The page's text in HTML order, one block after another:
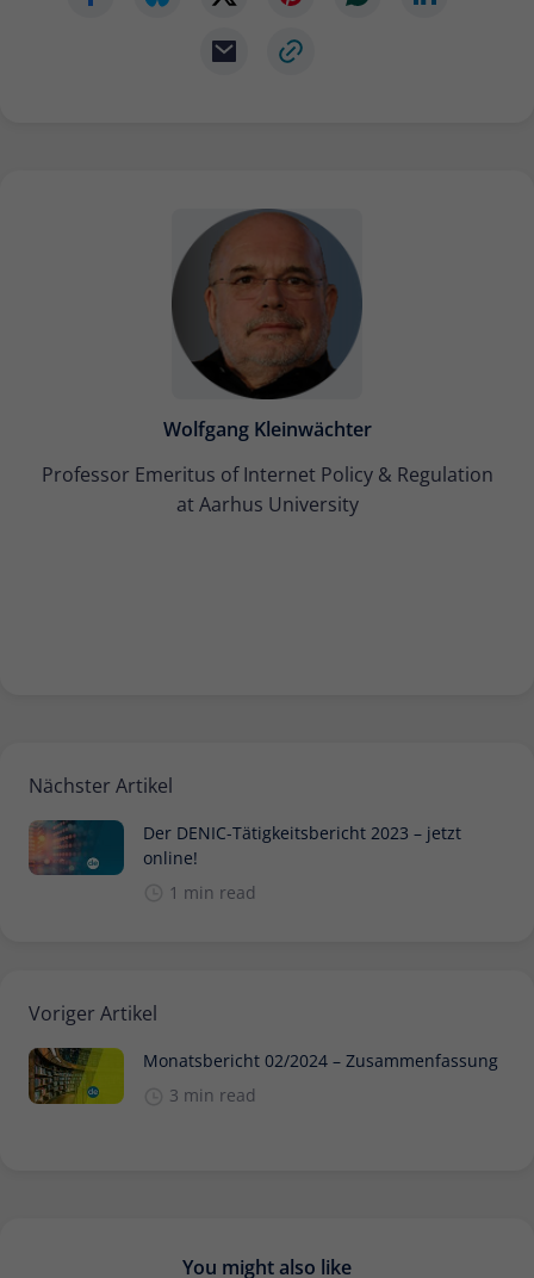
Wolfgang Kleinwächter
Professor Emeritus of Internet Policy & Regulation
at Aarhus University
Nächster Artikel
Der DENIC-Tätigkeitsbericht 2023 – jetzt
online!
1 min read
Voriger Artikel
Monatsbericht 02/2024 – Zusammenfassung
3 min read
You might also like